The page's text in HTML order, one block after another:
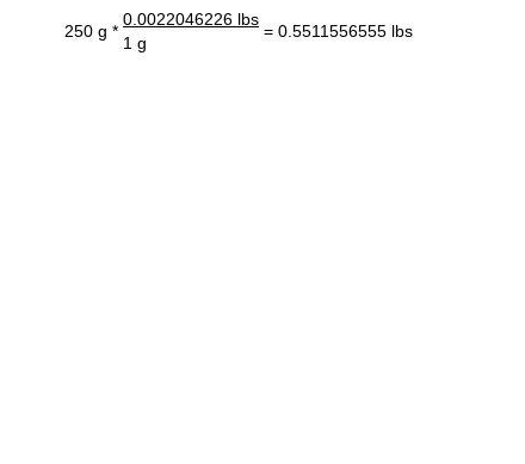
250 g *
0.0022046226 lbs
= 0.5511556555 lbs
1 g